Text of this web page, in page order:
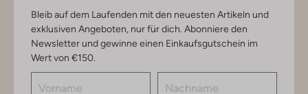
Bleib auf dem Laufenden mit den neuesten Artikeln und
exklusiven Angeboten, nur für dich. Abonniere den
Newsletter und gewinne einen Einkaufsgutschein im
Wert von €150.